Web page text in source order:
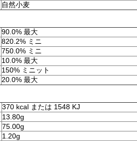
自然小麦
90.0% 最大
820.2% ミニ
750.0% ミニ
10.0% 最大
150% ミニット
20.0% 最大
370 kcal または 1548 KJ
13.80g
75.00g
1.20g